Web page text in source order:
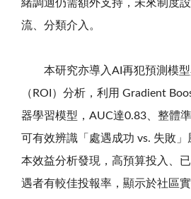
緒調適仍需額外支持，未來制度
流、分類介入。
本研究亦導入AI 再犯預測模
（ ROI ）分析，利用 Gradient
器學習模型， AUC達0.83 、整體
可有效辨識「處遇成功 vs. 失敗」
本效益分析發現，高預算投入、
遇者有較佳投報率，顯示於社區